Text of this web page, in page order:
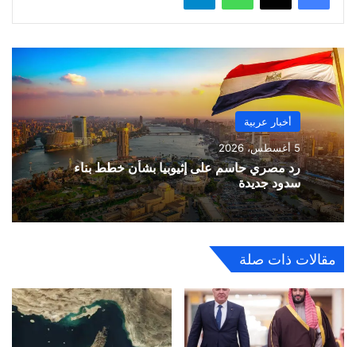
أخبار عربية
5 أغسطس، 2026
رد مصري حاسم على إثيوبيا بشأن خطط بناء
سدود جديدة
مقالات ذات صلة